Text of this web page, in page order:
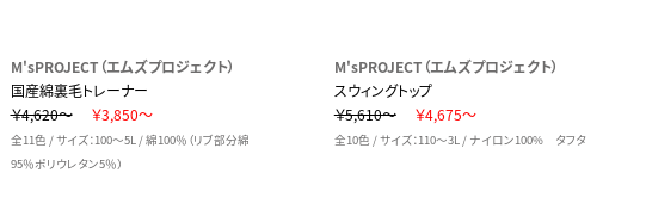
M'sPROJECT（エムズプロジェクト）
国産綿裏毛トレーナー
￥4,620～
￥3,850～
全11色 / サイズ：100～5L / 綿100％（リブ部分綿
95％ポリウレタン5％）
M'sPROJECT（エムズプロジェクト）
スウィングトップ
￥5,610～
￥4,675～
全10色 / サイズ：110～3L / ナイロン100% タフタ